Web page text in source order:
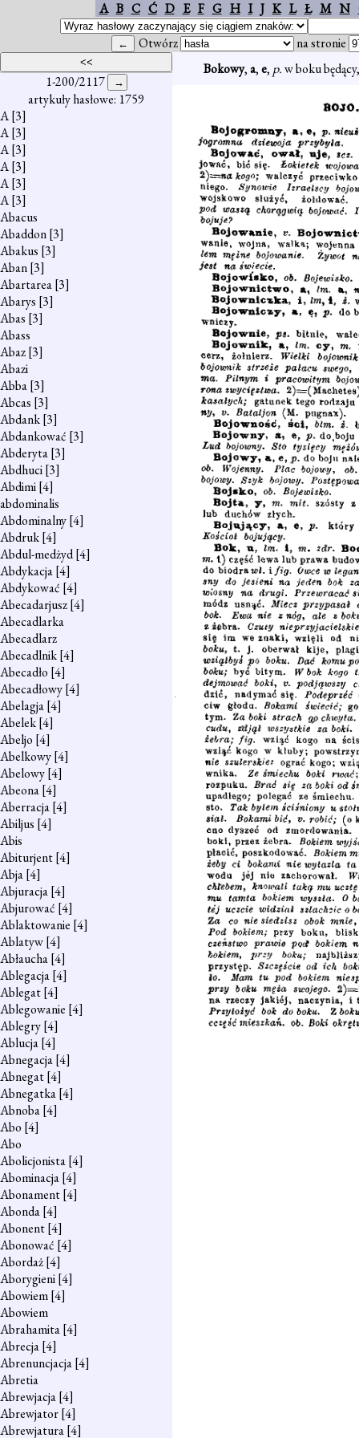
A B C Ć D E F G H I J K L Ł M N
Otwórz na stronie
1-200/2117
artykuły hasłowe: 1759
A[3]
A[3]
A[3]
A[3]
A[3]
A[3]
Abacus
Abaddon[3]
Abakus [3]
Aban[3]
Abartarea[3]
Abarys [3]
Abas [3]
Abass
Abaz[3]
Abazi
Abba[3]
Abcas [3]
Abdank[3]
Abdankować [3]
Abderyta[3]
Abdhuci[3]
Abdimi[4]
abdominalis
Abdominalny[4]
Abdruk[4]
Abdul-medżyd[4]
Abdykacja[4]
Abdykować [4]
Abecadarjusz[4]
Abecadlarka
Abecadlarz
Abecadlnik[4]
Abecadło [4]
Abecadłowy[4]
Abelagja[4]
Abelek[4]
Abeljo [4]
Abelkowy[4]
Abelowy[4]
Abeona[4]
Aberracja[4]
Abiljus [4]
Abis
Abiturjent[4]
Abja[4]
Abjuracja[4]
Abjurować [4]
Ablaktowanie [4]
Ablatyw[4]
Abłaucha[4]
Ablegacja[4]
Ablegat[4]
Ablegowanie [4]
Ablegry[4]
Ablucja[4]
Abnegacja[4]
Abnegat[4]
Abnegatka[4]
Abnoba[4]
Abo [4]
Abo
Abolicjonista[4]
Abominacja[4]
Abonament[4]
Abonda[4]
Abonent[4]
Abonować [4]
Abordaż[4]
Aborygieni[4]
Abowiem[4]
Abowiem
Abrahamita[4]
Abrecja[4]
Abrenuncjacja[4]
Abretia
Abrewjacja[4]
Abrewjator[4]
Abrewjatura[4]
Bokowy,a,e, p.w boku